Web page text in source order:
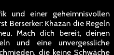
und einer geheimnisvollen
Berserker: Khazan die Regeln
Mach dich bereit, deinen
und eine unvergessliche
die keine Schwäche